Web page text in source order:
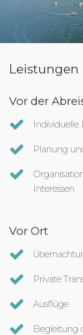
Leistungen
Vor der
Individuelle
Planung
Interessen
Vor Ort
Private
Ausflüge
Begleitung